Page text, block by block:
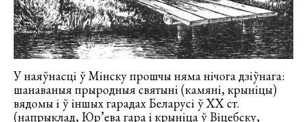
У наяўнасці ў Мінску прошчы няма нічога дзіўнага:
шанаваныя прыродныя святыні (камяні, крыніцы)
вядомы і ў іншых гарадах Беларусі ў ХХ ст.
(напрыклад, Юр’ева гара і крыніца ў Віцебску,